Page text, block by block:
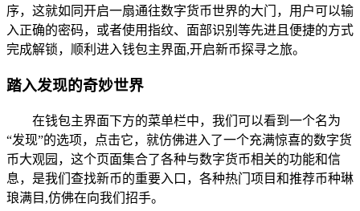
序，这就如同开启一扇通往数字货币世界的大门，用户可以输
入正确的密码，或者使用指纹、面部识别等先进且便捷的方式
完成解锁，顺利进入钱包主界面,开启新币探寻之旅。
踏入发现的奇妙世界
在钱包主界面下方的菜单栏中，我们可以看到一个名为
“发现”的选项，点击它，就仿佛进入了一个充满惊喜的数字货
币大观园，这个页面集合了各种与数字货币相关的功能和信
息，是我们查找新币的重要入口，各种热门项目和推荐币种琳
琅满目,仿佛在向我们招手。